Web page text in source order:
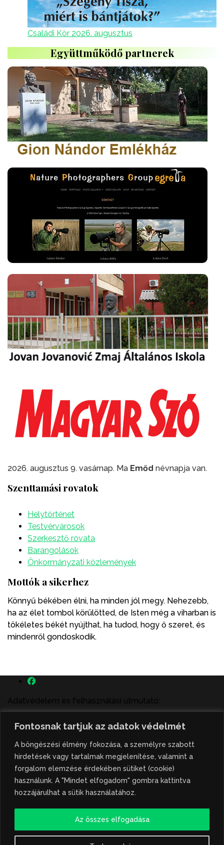
Fontosnak tartjuk az adatok védelmét
A böngészési élmény fokozása, a személyre szabott
hirdetések vagy tartalmak megjelenítése, valamint a
forgalom elemzése érdekében sütiket (cookie)
használunk. A "Mindet elfogadom" gombra kattintva
hozzájárulhat a sütik használatához.
Az összes elfogadása
Családi Kör 2026. augusztus
Együttműködő partnerek
2026. augusztus 9. vasárnap. Ma Emőd névnapja van.
Szenttamási rovatok
Helytörténet
Testvérvárosok
Szerkesztő rovata
Barangolások
Önkormányzati közlemények
Mottók a sikerhez
Könnyű békében élni, ha minden jól megy. Nehezebb,
ha az élet tombol körülötted, de Isten még a viharban is
tökéletes békét nyújthat, ha tudod, hogy ő szeret, és
mindenről gondoskodik.
Adatvédelem és felhasználási útmutató:
A szenttamás.rs magyar nyelvű internetes hírportálon
megjelenő szerzői írások, a híranyag és minden egyéb
tartalom a portált működtető Gion Nándor Kulturális
Központ szellemi tulajdonát képezik, amely szellemi
tulajdont a nemzetközi és szerbiai törvények védik. A
jogosulatlan felhasználás büntető- és polgári jogi
következményeket von maga után. A hírportálon
ismertetése, illetve közzétett fotók átvétele kizárólag
csak hivatkozással, illetve a forrás megjelölésével